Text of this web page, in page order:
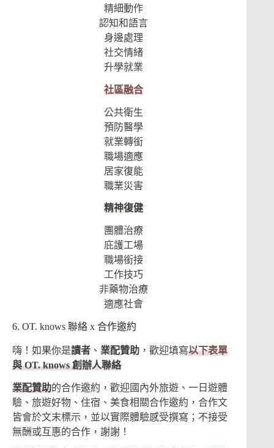
精細動作
認知和語言
身邊處理
社交情緒
升學就業
社區融合
公共衛生
預防醫學
就業轉銜
職場適應
居家復能
職業災害
精神復健
團體治療
庇護工場
職場銜接
工作技巧
非藥物治療
適應社會
6. OT. knows 聯絡 x 合作邀約
嗨！如果你是讀者 、 業配贊助 ，歡迎填寫以下表單
與 OT. knows 創辦人聯絡
業配贊助的合作邀約，歡迎國內外旅遊、一日遊體
驗、旅遊好物、住宿、美食相關合作邀約，合作文
皆會於文末標示，並以實際體驗感受撰寫；不接受
無酬或互惠的合作，謝謝！